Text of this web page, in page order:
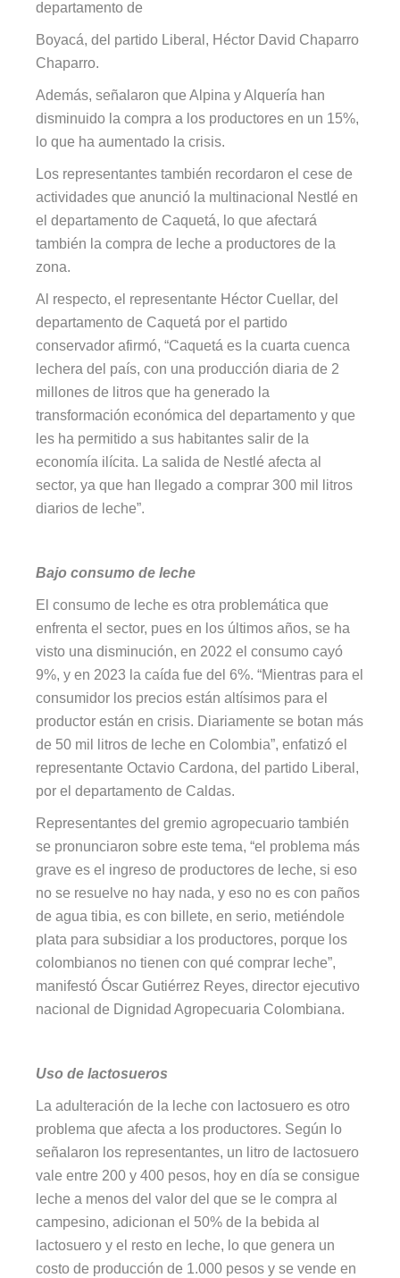
departamento de
Boyacá, del partido Liberal, Héctor David Chaparro
Chaparro.
Además, señalaron que Alpina y Alquería han
disminuido la compra a los productores en un 15%,
lo que ha aumentado la crisis.
Los representantes también recordaron el cese de
actividades que anunció la multinacional Nestlé en
el departamento de Caquetá, lo que afectará
también la compra de leche a productores de la
zona.
Al respecto, el representante Héctor Cuellar, del
departamento de Caquetá por el partido
conservador afirmó, “Caquetá es la cuarta cuenca
lechera del país, con una producción diaria de 2
millones de litros que ha generado la
transformación económica del departamento y que
les ha permitido a sus habitantes salir de la
economía ilícita. La salida de Nestlé afecta al
sector, ya que han llegado a comprar 300 mil litros
diarios de leche”.
Bajo consumo de leche
El consumo de leche es otra problemática que
enfrenta el sector, pues en los últimos años, se ha
visto una disminución, en 2022 el consumo cayó
9%, y en 2023 la caída fue del 6%. “Mientras para el
consumidor los precios están altísimos para el
productor están en crisis. Diariamente se botan más
de 50 mil litros de leche en Colombia”, enfatizó el
representante Octavio Cardona, del partido Liberal,
por el departamento de Caldas.
Representantes del gremio agropecuario también
se pronunciaron sobre este tema, “el problema más
grave es el ingreso de productores de leche, si eso
no se resuelve no hay nada, y eso no es con paños
de agua tibia, es con billete, en serio, metiéndole
plata para subsidiar a los productores, porque los
colombianos no tienen con qué comprar leche”,
manifestó Óscar Gutiérrez Reyes, director ejecutivo
nacional de Dignidad Agropecuaria Colombiana.
Uso de lactosueros
La adulteración de la leche con lactosuero es otro
problema que afecta a los productores. Según lo
señalaron los representantes, un litro de lactosuero
vale entre 200 y 400 pesos, hoy en día se consigue
leche a menos del valor del que se le compra al
campesino, adicionan el 50% de la bebida al
lactosuero y el resto en leche, lo que genera un
costo de producción de 1.000 pesos y se vende en